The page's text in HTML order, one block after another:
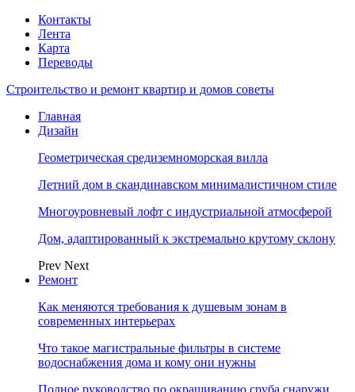
Контакты
Лента
Карта
Переводы
Строительство и ремонт квартир и домов советы
Главная
Дизайн
Геометрическая средиземноморская вилла
Летний дом в скандинавском минималистичном стиле
Многоуровневый лофт с индустриальной атмосферой
Дом, адаптированный к экстремально крутому склону
Prev Next
Ремонт
Как меняются требования к душевым зонам в
современных интерьерах
Что такое магистральные фильтры в системе
водоснабжения дома и кому они нужны
Полное руководство по окрашиванию сруба снаружи